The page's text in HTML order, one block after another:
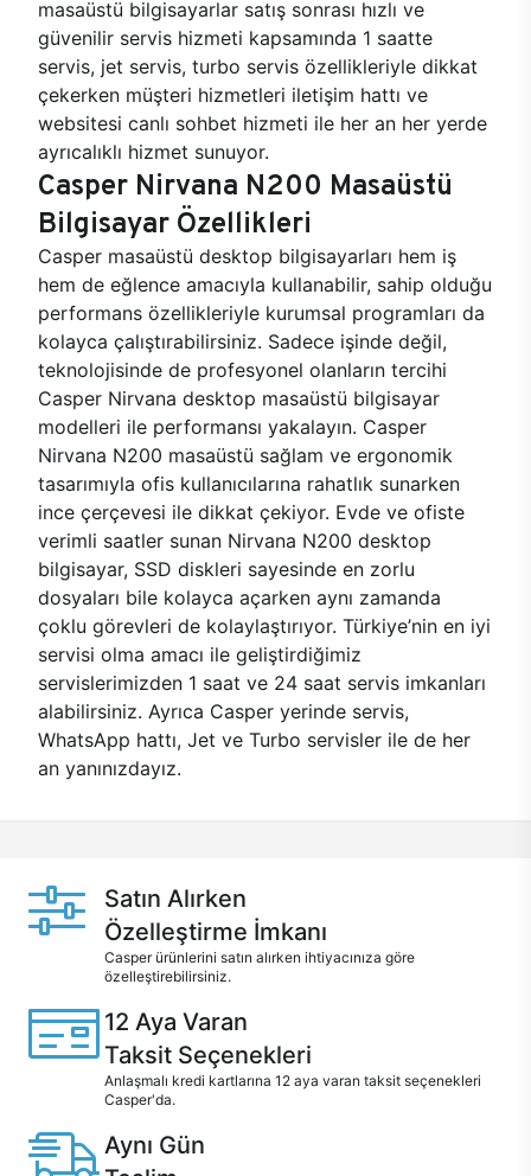
masaüstü bilgisayarlar satış sonrası hızlı ve
güvenilir servis hizmeti kapsamında 1 saatte
servis, jet servis, turbo servis özellikleriyle dikkat
çekerken müşteri hizmetleri iletişim hattı ve
websitesi canlı sohbet hizmeti ile her an her yerde
ayrıcalıklı hizmet sunuyor.
Casper Nirvana N200 Masaüstü
Bilgisayar Özellikleri
Casper masaüstü desktop bilgisayarları hem iş
hem de eğlence amacıyla kullanabilir, sahip olduğu
performans özellikleriyle kurumsal programları da
kolayca çalıştırabilirsiniz. Sadece işinde değil,
teknolojisinde de profesyonel olanların tercihi
Casper Nirvana desktop masaüstü bilgisayar
modelleri ile performansı yakalayın. Casper
Nirvana N200 masaüstü sağlam ve ergonomik
tasarımıyla ofis kullanıcılarına rahatlık sunarken
ince çerçevesi ile dikkat çekiyor. Evde ve ofiste
verimli saatler sunan Nirvana N200 desktop
bilgisayar, SSD diskleri sayesinde en zorlu
dosyaları bile kolayca açarken aynı zamanda
çoklu görevleri de kolaylaştırıyor. Türkiye’nin en iyi
servisi olma amacı ile geliştirdiğimiz
servislerimizden 1 saat ve 24 saat servis imkanları
alabilirsiniz. Ayrıca Casper yerinde servis,
WhatsApp hattı, Jet ve Turbo servisler ile de her
an yanınızdayız.
Satın Alırken
Özelleştirme İmkanı
Casper ürünlerini satın alırken ihtiyacınıza göre
özelleştirebilirsiniz.
12 Aya Varan
Taksit Seçenekleri
Anlaşmalı kredi kartlarına 12 aya varan taksit seçenekleri
Casper'da.
Aynı Gün